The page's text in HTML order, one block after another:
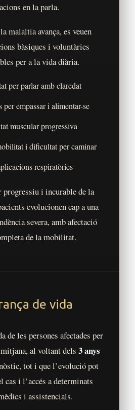
en la parla.
malaltia avança, es veuen
bàsiques i voluntàries
per a la vida diària.
per parlar amb claredat
per empassar i alimentar-se
muscular progressiva
i dificultat per caminar
respiratòries
progressiu i incurable de la
evolucionen cap a una
severa, amb afectació
de la mobilitat.
de vida
de les persones afectades per
al voltant dels 3 anys
tot i que l’evolució pot
cas i l’accés a determinats
i assistencials.